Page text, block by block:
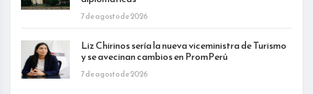
7 de agosto de 2026
Liz Chirinos sería la nueva viceministra de Turismo
y se avecinan cambios en PromPerú
7 de agosto de 2026